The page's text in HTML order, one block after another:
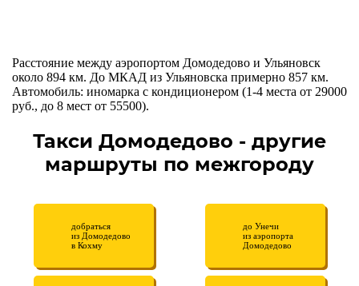
Расстояние между аэропортом Домодедово и Ульяновск
около 894 км. До МКАД из Ульяновска примерно 857 км.
Автомобиль: иномарка с кондиционером (1-4 места от 29000
руб., до 8 мест от 55500).
Такси Домодедово - другие
маршруты по межгороду
добраться
из Домодедово
в Кохму
до Унечи
из аэропорта
Домодедово